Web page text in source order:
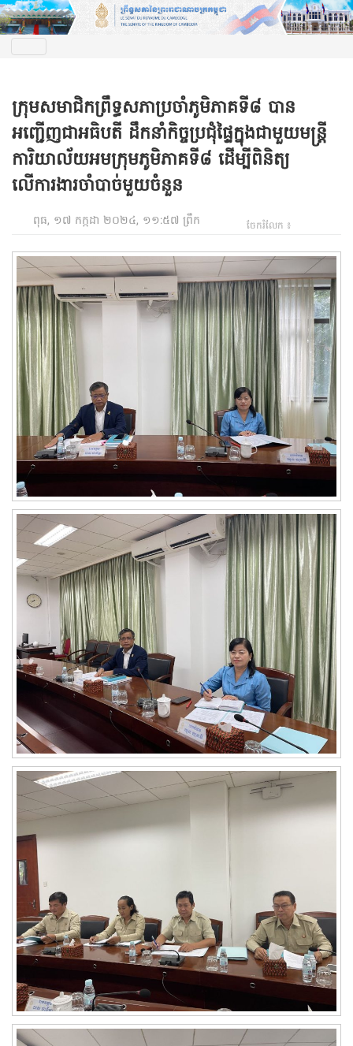
ក្រុមសមាជិកព្រឹទ្ធសភាប្រចាំភូមិភាគទី៨ បាន
អញ្ជើញជាអធិបតី ដឹកនាំកិច្ចប្រជុំផ្ទៃក្នុងជាមួយមន្ត្រី
ការិយាល័យអមក្រុមភូមិភាគទី៨ ដើម្បីពិនិត្យ
លើការងារចាំបាច់មួយចំនួន
ពុធ, ១៧ កក្កដា ២០២៤, ១១:៥៧ ព្រឹក ចែករំលែក ៖